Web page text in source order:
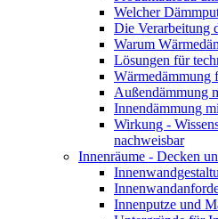
Welcher
Die Verarbeitung
Warum
Lösungen für
Wärmedämmung
Außendämmung
Innendämmung
Wirkung -
nachweisbar
Innenräume - Decken
Innenputze und